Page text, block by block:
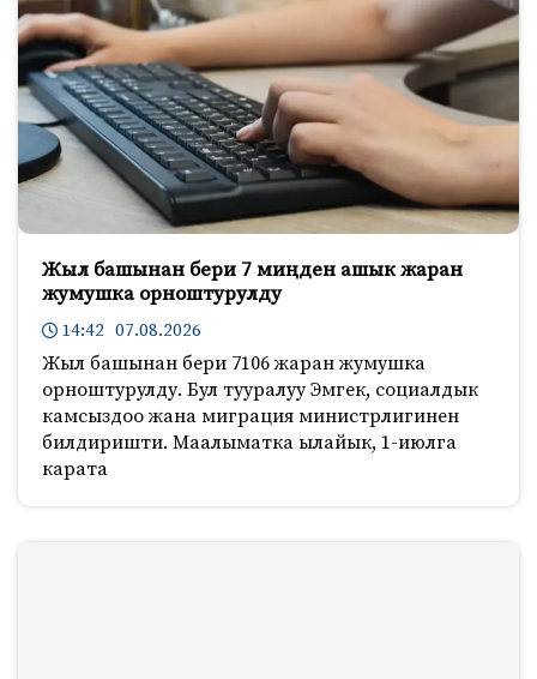
Жыл башынан бери 7 миңден ашык жаран
жумушка орноштурулду
14:42 07.08.2026
Жыл башынан бери 7106 жаран жумушка
орноштурулду. Бул тууралуу Эмгек, социалдык
камсыздоо жана миграция министрлигинен
билдиришти. Маалыматка ылайык, 1-июлга
карата